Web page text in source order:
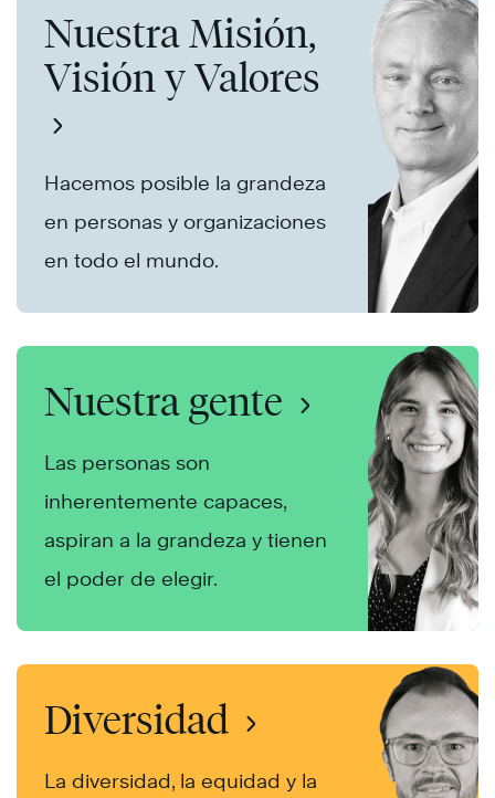
Nuestra Misión,
Visión y Valores
Hacemos posible la grandeza
en personas y organizaciones
en todo el mundo.
Nuestra gente
Las personas son
inherentemente capaces,
aspiran a la grandeza y tienen
el poder de elegir.
Diversidad
La diversidad, la equidad y la